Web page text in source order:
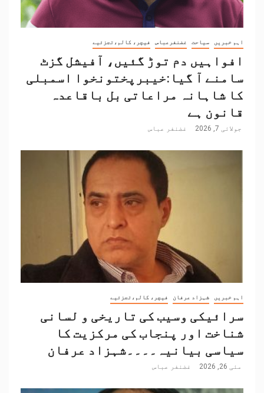
اہم خبریں سیاحت غضنفرعباس فیچر، کالم،تجزئیے
افواہیں دم توڑ گئیں، آفیشل گزٹ
سامنے آ گیا:خیبرپختونخوا اسمبلی
کا شاہانہ مراعاتی بل باقاعدہ
قانون ہے
جولائی 7, 2026 غضنفر عباس
اہم خبریں شہزاد عرفان فیچر، کالم،تجزئیے
سرائیکی وسیب کی تاریخی و لسانی
شناخت اور پنجاب کی مرکزیت کا
سیاسی بیانیہ۔۔۔۔شہزاد عرفان
مئی 26, 2026 غضنفر عباس